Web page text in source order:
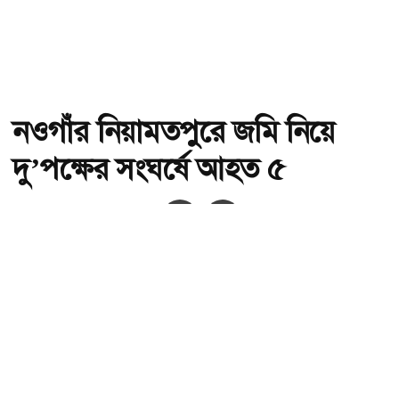
নওগাঁর নিয়ামতপুরে জমি নিয়ে
দু’পক্ষের সংঘর্ষে আহত ৫